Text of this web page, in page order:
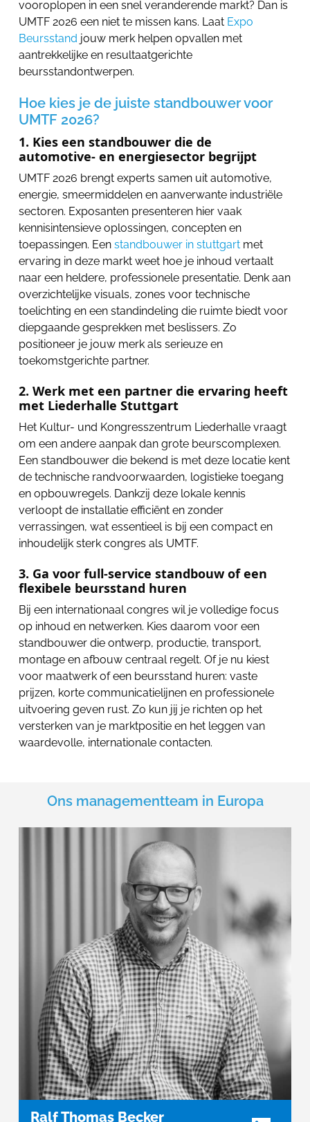
vooroplopen in een snel veranderende markt? Dan is
UMTF 2026 een niet te missen kans. Laat Expo
Beursstand jouw merk helpen opvallen met
aantrekkelijke en resultaatgerichte
beursstandontwerpen.
Hoe kies je de juiste standbouwer voor
UMTF 2026?
1. Kies een standbouwer die de
automotive- en energiesector begrijpt
UMTF 2026 brengt experts samen uit automotive,
energie, smeermiddelen en aanverwante industriële
sectoren. Exposanten presenteren hier vaak
kennisintensieve oplossingen, concepten en
toepassingen. Een standbouwer in stuttgart met
ervaring in deze markt weet hoe je inhoud vertaalt
naar een heldere, professionele presentatie. Denk aan
overzichtelijke visuals, zones voor technische
toelichting en een standindeling die ruimte biedt voor
diepgaande gesprekken met beslissers. Zo
positioneer je jouw merk als serieuze en
toekomstgerichte partner.
2. Werk met een partner die ervaring heeft
met Liederhalle Stuttgart
Het Kultur- und Kongresszentrum Liederhalle vraagt
om een andere aanpak dan grote beurscomplexen.
Een standbouwer die bekend is met deze locatie kent
de technische randvoorwaarden, logistieke toegang
en opbouwregels. Dankzij deze lokale kennis
verloopt de installatie efficiënt en zonder
verrassingen, wat essentieel is bij een compact en
inhoudelijk sterk congres als UMTF.
3. Ga voor full-service standbouw of een
flexibele beursstand huren
Bij een internationaal congres wil je volledige focus
op inhoud en netwerken. Kies daarom voor een
standbouwer die ontwerp, productie, transport,
montage en afbouw centraal regelt. Of je nu kiest
voor maatwerk of een beursstand huren: vaste
prijzen, korte communicatielijnen en professionele
uitvoering geven rust. Zo kun jij je richten op het
versterken van je marktpositie en het leggen van
waardevolle, internationale contacten.
Ons managementteam in Europa
Ralf Thomas Becker